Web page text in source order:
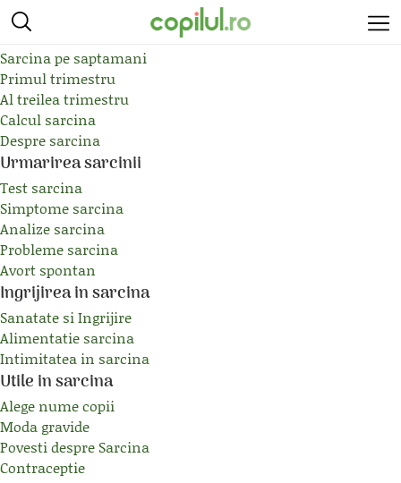
Esential in Sarcina
Etapele sarcinii
Sarcina pe saptamani
Primul trimestru
Al treilea trimestru
Calcul sarcina
Despre sarcina
Urmarirea sarcinii
Test sarcina
Simptome sarcina
Analize sarcina
Probleme sarcina
Avort spontan
Ingrijirea in sarcina
Sanatate si Ingrijire
Alimentatie sarcina
Intimitatea in sarcina
Utile in sarcina
Alege nume copii
Moda gravide
Povesti despre Sarcina
Contraceptie